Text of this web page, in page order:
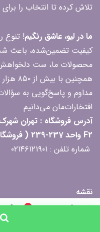
0
سبد خرید
تلاش کرده تا انتخاب را
ما در لیو، عاشق رنگیم! تنوع
کیفیت تضمین‌شده، باعث
محصولات ما، ست دلخواهش
مداوم و پاسخ‌گویی به
افتخارات‌مان می‌دانیم
آدرس فروشگاه : تهران
F2 واحد 237-239 ( فروشگاه لیو هپی)
شماره تلفن : ۰۲۱۴۶۱۲۱۹۰۱
نقشه